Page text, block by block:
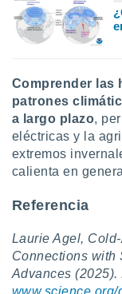
Comprender las
patrones
a largo plazo,
eléctricas y la
extremos
calienta en
Referencia
Laurie Agel,
Connections with
Advances (2025).